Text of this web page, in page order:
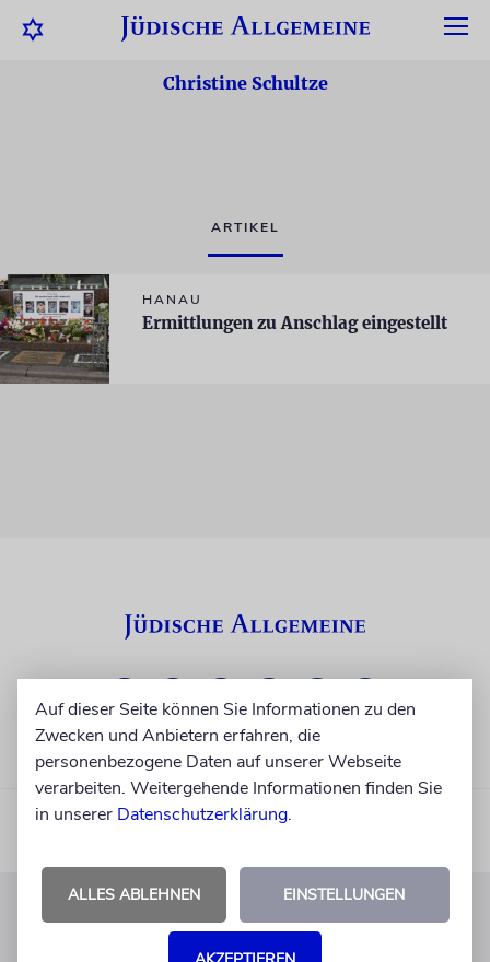
Christine Schultze
ARTIKEL
HANAU
Ermittlungen zu Anschlag eingestellt
KUNDENSERVICE
Auf dieser Seite können Sie Informationen zu den
Zwecken und Anbietern erfahren, die
personenbezogene Daten auf unserer Webseite
verarbeiten. Weitergehende Informationen finden Sie
in unserer Datenschutzerklärung.
ALLES ABLEHNEN EINSTELLUNGEN